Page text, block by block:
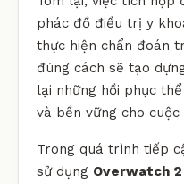
phác đồ điều trị y
thực hiện chẩn đoán
đúng cách sẽ tạo
lại những hồi phục
và bền vững cho cuộc
Trong quá trình tiếp
sử dụng Overwatch 2